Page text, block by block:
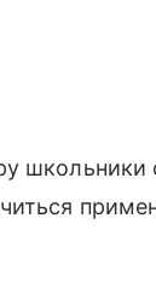
школьники